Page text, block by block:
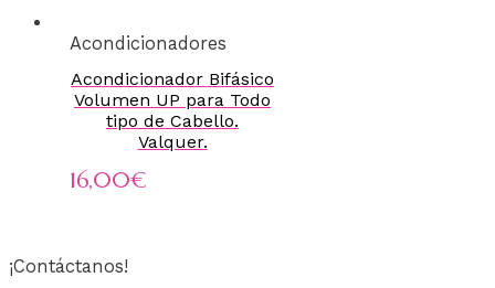
Acondicionadores
Acondicionador Bifásico
Volumen UP para Todo
tipo de Cabello.
Valquer.
16,00€
¡Contáctanos!